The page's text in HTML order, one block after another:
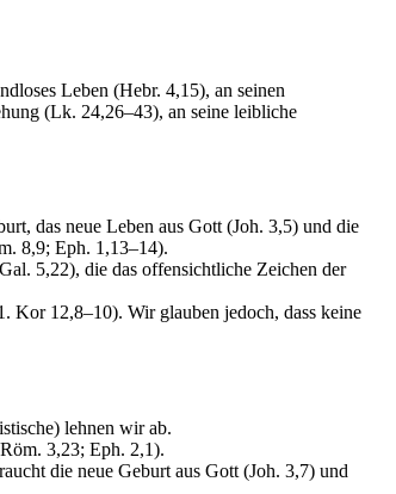
Leben (Hebr. 4,15), an seinen
(Lk. 24,26–43), an seine leibliche
das neue Leben aus Gott (Joh. 3,5) und die
8,9; Eph. 1,13–14).
5,22), die das offensichtliche Zeichen der
Kor 12,8–10). Wir glauben jedoch, dass keine
lehnen wir ab.
3,23; Eph. 2,1).
die neue Geburt aus Gott (Joh. 3,7) und